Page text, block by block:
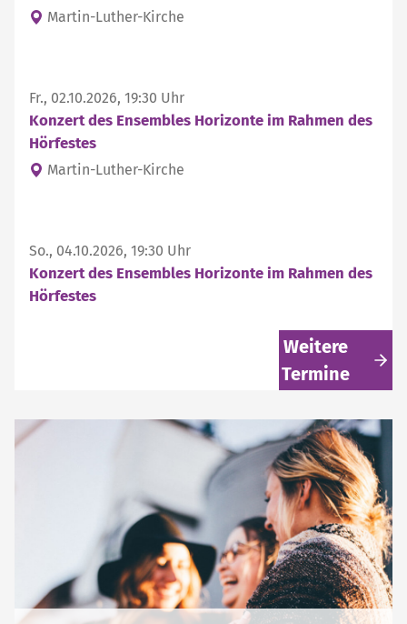
Martin-Luther-Kirche
Fr., 02.10.2026, 19:30 Uhr
Konzert des Ensembles Horizonte im Rahmen des
Hörfestes
Martin-Luther-Kirche
So., 04.10.2026, 19:30 Uhr
Konzert des Ensembles Horizonte im Rahmen des
Hörfestes
Weitere
Termine